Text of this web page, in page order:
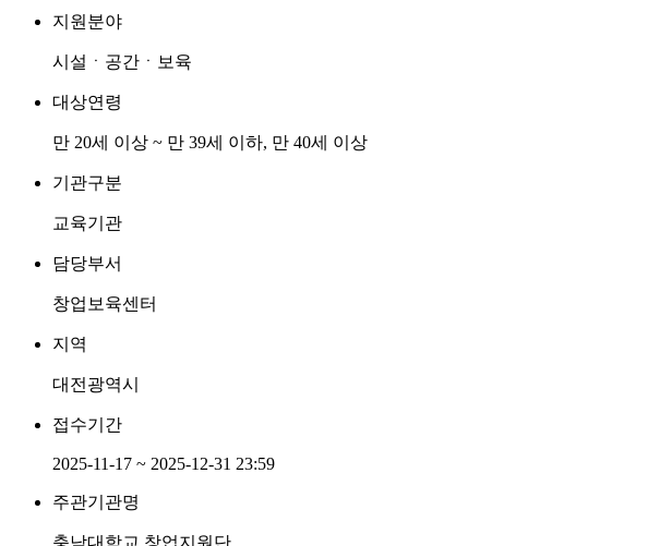
지원분야
시설ㆍ공간ㆍ보육
대상연령
만 20세 이상 ~ 만 39세 이하, 만 40세 이상
기관구분
교육기관
담당부서
창업보육센터
지역
대전광역시
접수기간
2025-11-17 ~ 2025-12-31 23:59
주관기관명
충남대학교 창업지원단